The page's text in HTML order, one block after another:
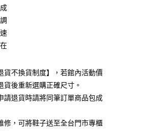
遠東國際商業銀行
星展（台灣）商業銀行
中國信託商業銀行
華泰商業銀行
遠東國際商業銀行
永豐商業銀行
台中商業銀行
華泰商業銀行
遠東國際商業銀行
星展（台灣）商業銀行
貨不換貨制度】，若館內活動價
後重新選購正確尺寸。
請退貨時請將同筆訂單商品包成
修，可將鞋子送至全台門市專櫃